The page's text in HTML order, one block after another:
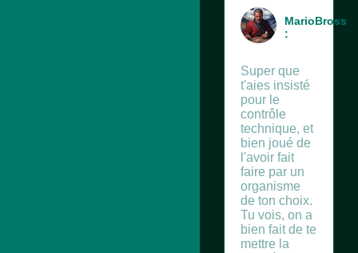
MarioBross
:
Super que
t'aies insisté
pour le
contrôle
technique, et
bien joué de
l'avoir fait
faire par un
organisme
de ton choix.
Tu vois, on a
bien fait de te
mettre la